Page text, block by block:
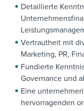
Detaillierte
Vertrautheit mit
Marketing, PR,
Fundierte
Governance und
Eine
hervorragenden